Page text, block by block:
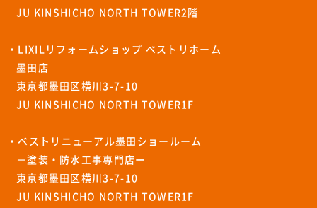
JU KINSHICHO NORTH TOWER2階
・LIXILリフォームショップ ベストリホーム
墨田店
東京都墨田区横川3-7-10
JU KINSHICHO NORTH TOWER1F
・ベストリニューアル墨田ショールーム
－塗装・防水工事専門店ー
東京都墨田区横川3-7-10
JU KINSHICHO NORTH TOWER1F